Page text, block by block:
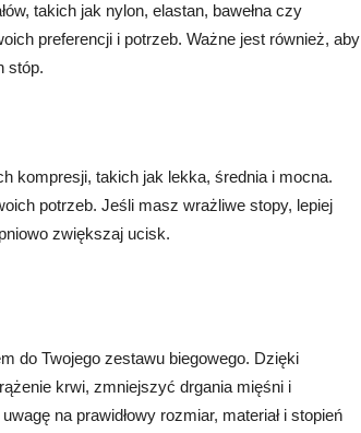
takich jak nylon, elastan, bawełna czy
preferencji i potrzeb. Ważne jest również, aby
stóp.
kompresji, takich jak lekka, średnia i mocna.
potrzeb. Jeśli masz wrażliwe stopy, lepiej
zwiększaj ucisk.
do Twojego zestawu biegowego. Dzięki
krwi, zmniejszyć drgania mięśni i
na prawidłowy rozmiar, materiał i stopień